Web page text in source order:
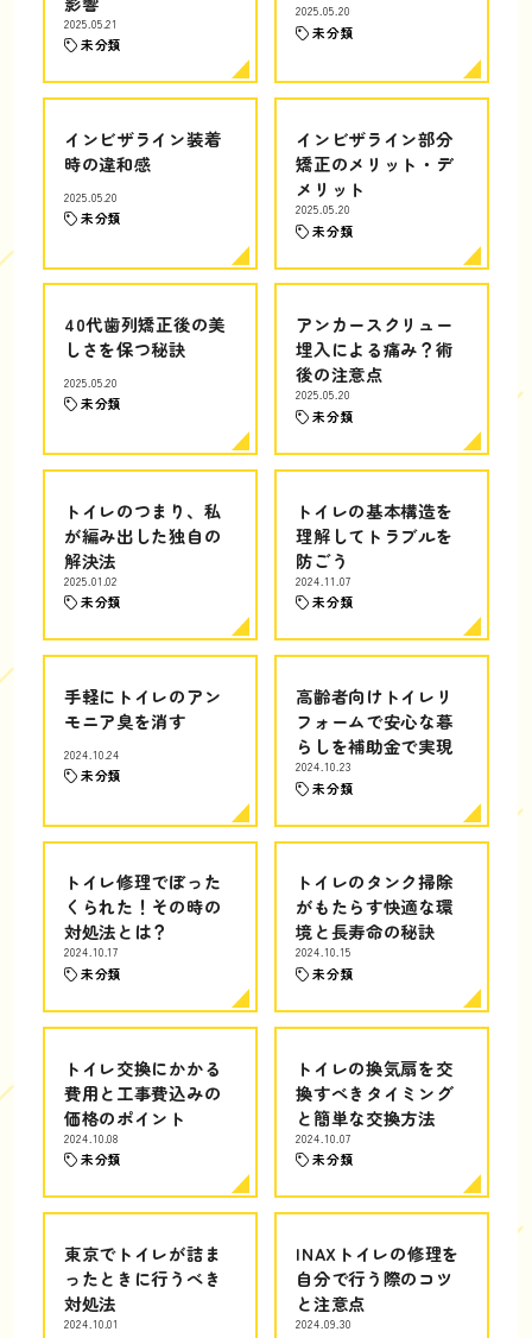
2025.05.21
未分類
2025.05.20
未分類
インビザライン装着
時の違和感
2025.05.20
未分類
インビザライン部分
矯正のメリット・デ
メリット
2025.05.20
未分類
40代歯列矯正後の美
しさを保つ秘訣
2025.05.20
未分類
アンカースクリュー
埋入による痛み？術
後の注意点
2025.05.20
未分類
トイレのつまり、私
が編み出した独自の
解決法
2025.01.02
未分類
トイレの基本構造を
理解してトラブルを
防ごう
2024.11.07
未分類
手軽にトイレのアン
モニア臭を消す
2024.10.24
未分類
高齢者向けトイレリ
フォームで安心な暮
らしを補助金で実現
2024.10.23
未分類
トイレ修理でぼった
くられた！その時の
対処法とは？
2024.10.17
未分類
トイレのタンク掃除
がもたらす快適な環
境と長寿命の秘訣
2024.10.15
未分類
トイレ交換にかかる
費用と工事費込みの
価格のポイント
2024.10.08
未分類
トイレの換気扇を交
換すべきタイミング
と簡単な交換方法
2024.10.07
未分類
東京でトイレが詰ま
ったときに行うべき
対処法
2024.10.01
INAXトイレの修理を
自分で行う際のコツ
と注意点
2024.09.30